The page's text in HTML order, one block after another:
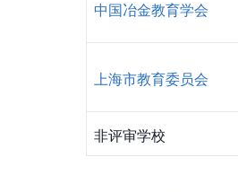
中国冶金教育学会
上海市教育委员会
非评审学校